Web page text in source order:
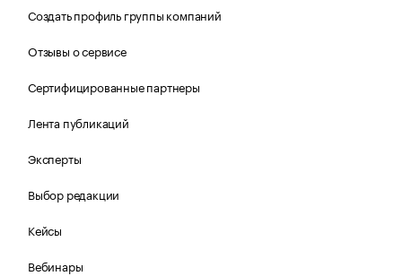
Создать профиль группы компаний
Отзывы о сервисе
Сертифицированные партнеры
Лента публикаций
Эксперты
Выбор редакции
Кейсы
Вебинары